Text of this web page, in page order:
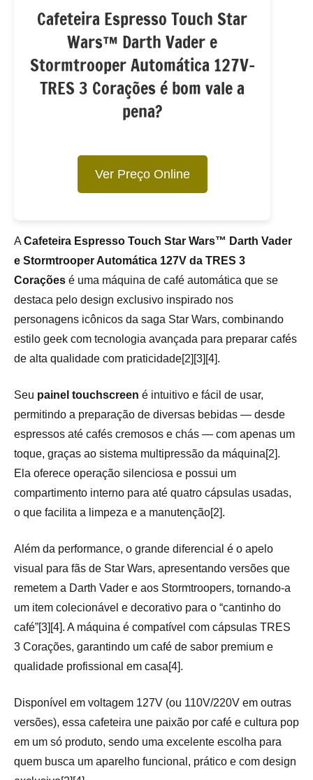
Cafeteira Espresso Touch Star
Wars™ Darth Vader e
Stormtrooper Automática 127V-
TRES 3 Corações é bom vale a
pena?
Ver Preço Online
A Cafeteira Espresso Touch Star Wars™ Darth Vader
e Stormtrooper Automática 127V da TRES 3
Corações é uma máquina de café automática que se
destaca pelo design exclusivo inspirado nos
personagens icônicos da saga Star Wars, combinando
estilo geek com tecnologia avançada para preparar cafés
de alta qualidade com praticidade[2][3][4].
Seu painel touchscreen é intuitivo e fácil de usar,
permitindo a preparação de diversas bebidas — desde
espressos até cafés cremosos e chás — com apenas um
toque, graças ao sistema multipressão da máquina[2].
Ela oferece operação silenciosa e possui um
compartimento interno para até quatro cápsulas usadas,
o que facilita a limpeza e a manutenção[2].
Além da performance, o grande diferencial é o apelo
visual para fãs de Star Wars, apresentando versões que
remetem a Darth Vader e aos Stormtroopers, tornando-a
um item colecionável e decorativo para o “cantinho do
café”[3][4]. A máquina é compatível com cápsulas TRES
3 Corações, garantindo um café de sabor premium e
qualidade profissional em casa[4].
Disponível em voltagem 127V (ou 110V/220V em outras
versões), essa cafeteira une paixão por café e cultura pop
em um só produto, sendo uma excelente escolha para
quem busca um aparelho funcional, prático e com design